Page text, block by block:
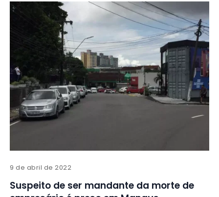
9 de abril de 2022
Suspeito de ser mandante da morte de